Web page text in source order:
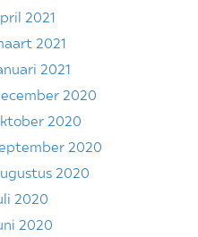
2021
2021
2021
2020
2020
2020
2020
2020
2020